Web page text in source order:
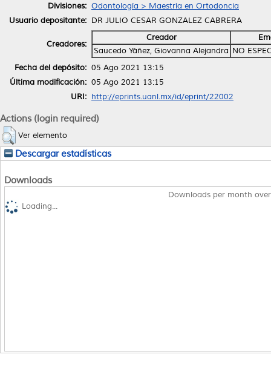
Divisiones: Odontología > Maestría en Ortodoncia
Usuario depositante: DR JULIO CESAR GONZALEZ CABRERA
Creadores:
Creador
Saucedo Yáñez, Giovanna Alejandra NO
Fecha del depósito: 05 Ago 2021 13:15
Última modificación: 05 Ago 2021 13:15
URI: http://eprints.uanl.mx/id/eprint/22002
Actions (login required)
Ver elemento
Descargar estadísticas
Downloads
Downloads per month
Loading...